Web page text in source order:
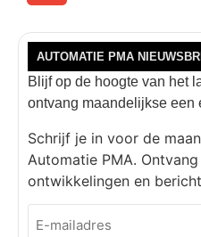
AUTOMATIE PMA
Blijf op de hoogte van het
ontvang maandelijkse een
Schrijf je in voor de
Automatie PMA.
ontwikkelingen en
E-
mailadres